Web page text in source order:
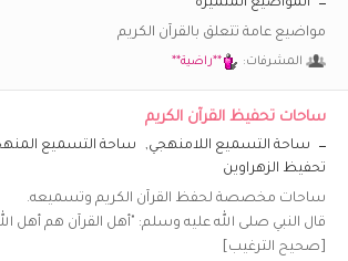
أمّ عبد الله
(أم *سارة*)
رمضان مبارك يا حبيبات رب يعينكم على الصيام والقيام
(أم *سارة*)
أهنئكم بقدوم شهر شعبان، بارك الله لنا ولكم فيه
@**راضية** 💖
💖
💖
💖
المواضيع المتميزة
مواضيع عامة تتعلق بالقرآن الكريم
المشرفات: **راضية**
ساحات تحفيظ القرآن الكريم
ساحة التسميع اللامنهجي
ساحة التسميع
تحفيظ الزهراوين
ساحات مخصصة لحفظ القرآن الكريم وتسميعه.
قال النبي صلى الله عليه وسلم: "أهل القرآن هم أهل
[صحيح الترغيب]